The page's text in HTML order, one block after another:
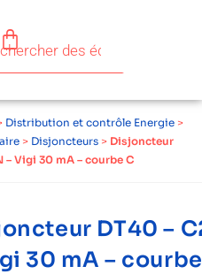
Distribution et contrôle Energie >
> Disjoncteurs > Disjoncteur
– Vigi 30 mA – courbe C
DT40 –
30 mA –